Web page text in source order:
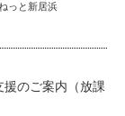
っと新居浜
のご案内（放課